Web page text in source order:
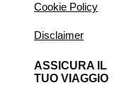
Cookie Policy
Disclaimer
ASSICURA IL
TUO VIAGGIO